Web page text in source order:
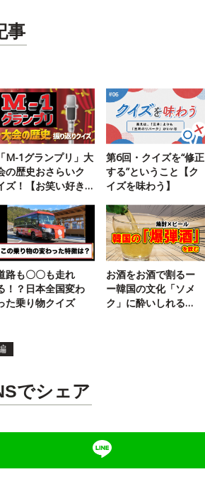
事
「M-1グランプリ」大
の歴史おさらいク
ズ！【お笑い好き
第6回・クイズを“修正
する”ということ【ク
イズを味わう】
路も〇〇も走れ
！？日本全国変わ
た乗り物クイズ
お酒をお酒で割るー
ー韓国の文化「ソメ
ク」に酔いしれる
でシェア